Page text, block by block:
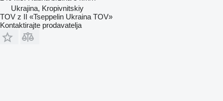
Ukrajina, Kropivnitskiy
TOV z II «Tseppelin Ukraina TOV»
Kontaktirajte prodavatelja